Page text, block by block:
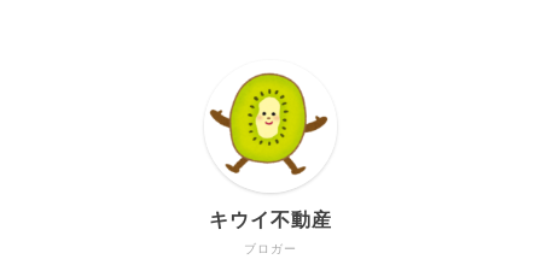
ブロガー
キウイ不動産